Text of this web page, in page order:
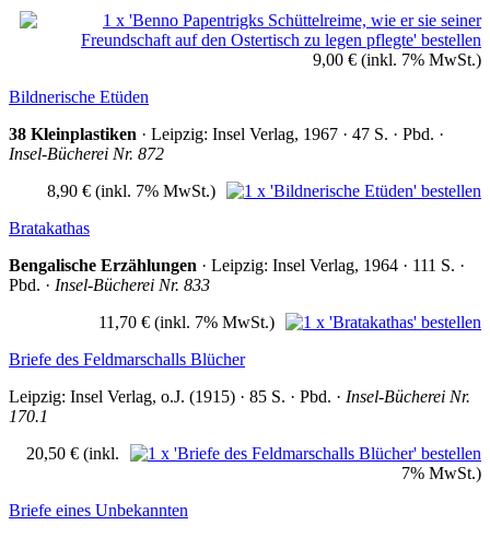
9,00 € (inkl. 7% MwSt.)
Bildnerische Etüden
38 Kleinplastiken · Leipzig: Insel Verlag, 1967 · 47 S. · Pbd. ·
Insel-Bücherei Nr. 872
8,90 € (inkl. 7% MwSt.)
Bratakathas
Bengalische Erzählungen · Leipzig: Insel Verlag, 1964 · 111 S. ·
Pbd. · Insel-Bücherei Nr. 833
11,70 € (inkl. 7% MwSt.)
Briefe des Feldmarschalls Blücher
Leipzig: Insel Verlag, o.J. (1915) · 85 S. · Pbd. · Insel-Bücherei Nr.
170.1
20,50 € (inkl.
7% MwSt.)
Briefe eines Unbekannten